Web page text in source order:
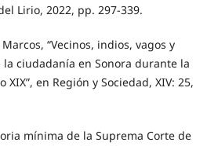
Lirio, 2022, pp. 297-339.
Marcos, “Vecinos, indios, vagos y
ciudadanía en Sonora durante la
en Región y Sociedad, XIV: 25,
mínima de la Suprema Corte de